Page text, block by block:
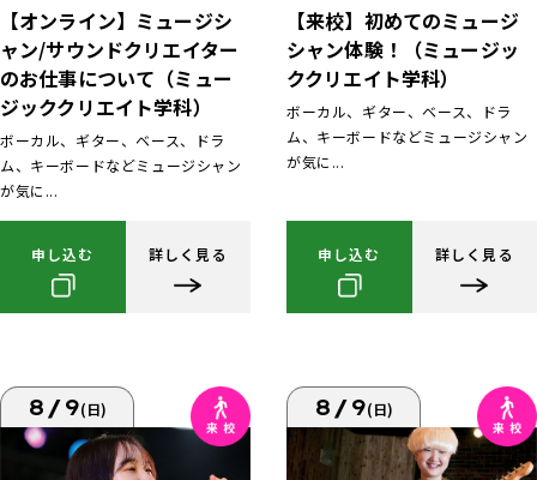
【オンライン】ミュージシ
ャン/サウンドクリエイター
のお仕事について（ミュー
ジッククリエイト学科）
ボーカル、ギター、ベース、ドラ
ム、キーボードなどミュージシャン
が気に...
申し込む 詳しく見る
【来校】初めてのミュージ
シャン体験！（ミュージッ
ククリエイト学科）
ボーカル、ギター、ベース、ドラ
ム、キーボードなどミュージシャン
が気に...
申し込む 詳しく見る
8/9(日) 8/9(日)